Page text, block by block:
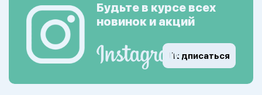
Будьте в курсе всех
новинок и акций
Подписаться